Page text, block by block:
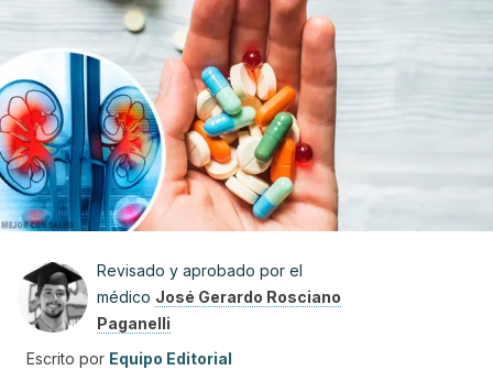
Revisado y aprobado por el
médico José Gerardo Rosciano
Paganelli
Escrito por Equipo Editorial